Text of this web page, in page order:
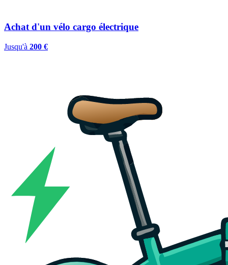
Achat d'un vélo cargo électrique
Jusqu'à 200 €